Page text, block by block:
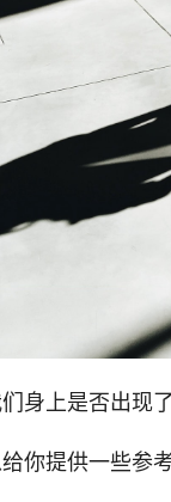
身上是否出现
你提供一些参考